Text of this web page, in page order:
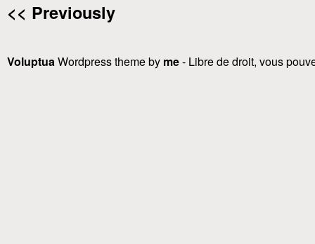
<< Previously
VoluptuaWordpress theme by me- Libre de droit, vous